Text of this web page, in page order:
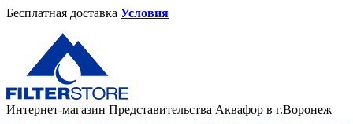
Бесплатная доставка Условия
Интернет-магазин Представительства Аквафор в г.Воронеж